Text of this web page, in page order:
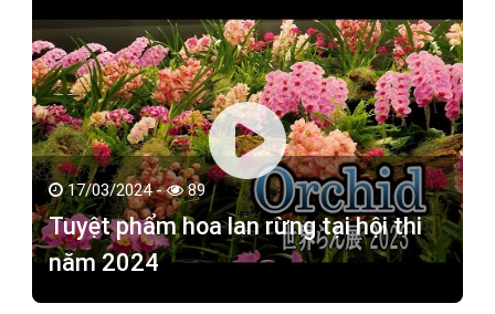
17/03/2024 - 89
Tuyệt phẩm hoa lan rừng tại hội thi
năm 2024